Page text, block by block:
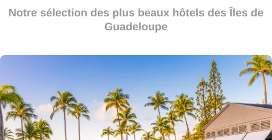
Notre sélection des plus beaux hôtels des Îles de
Guadeloupe